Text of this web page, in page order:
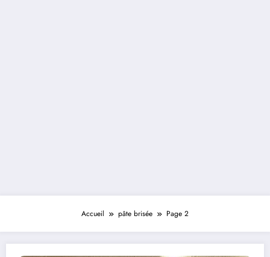
Accueil pâte brisée Page 2